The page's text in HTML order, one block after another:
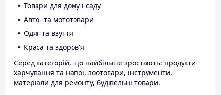
Товари для дому і саду
Авто- та мототовари
Одяг та взуття
Краса та здоров'я
Серед категорій, що найбільше зростають: продукти
харчування та напої, зоотовари, інструменти,
матеріали для ремонту, будівельні товари.